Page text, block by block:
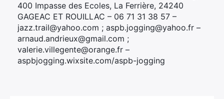
400 Impasse des Ecoles, La Ferrière, 24240
GAGEAC ET ROUILLAC – 06 71 31 38 57 –
jazz.trail@yahoo.com ; aspb.jogging@yahoo.fr –
arnaud.andrieux@gmail.com ;
valerie.villegente@orange.fr –
aspbjogging.wixsite.com/aspb-jogging